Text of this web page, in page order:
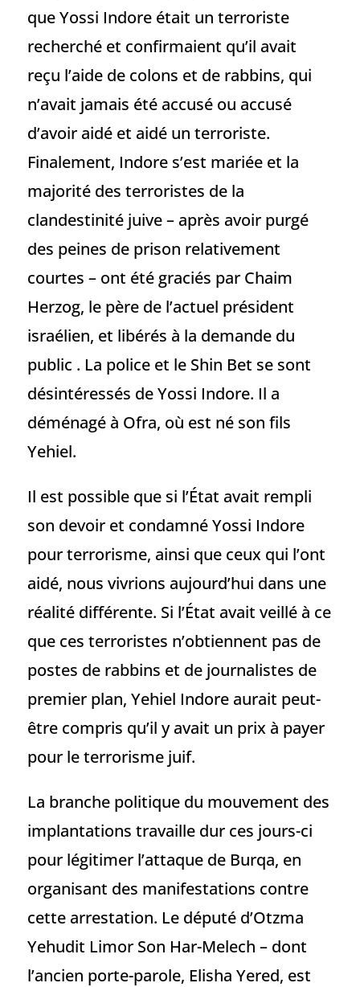
que Yossi Indore était un terroriste
recherché et confirmaient qu’il avait
reçu l’aide de colons et de rabbins, qui
n’avait jamais été accusé ou accusé
d’avoir aidé et aidé un terroriste.
Finalement, Indore s’est mariée et la
majorité des terroristes de la
clandestinité juive – après avoir purgé
des peines de prison relativement
courtes – ont été graciés par Chaim
Herzog, le père de l’actuel président
israélien, et libérés à la demande du
public . La police et le Shin Bet se sont
désintéressés de Yossi Indore. Il a
déménagé à Ofra, où est né son fils
Yehiel.
Il est possible que si l’État avait rempli
son devoir et condamné Yossi Indore
pour terrorisme, ainsi que ceux qui l’ont
aidé, nous vivrions aujourd’hui dans une
réalité différente. Si l’État avait veillé à ce
que ces terroristes n’obtiennent pas de
postes de rabbins et de journalistes de
premier plan, Yehiel Indore aurait peut-
être compris qu’il y avait un prix à payer
pour le terrorisme juif.
La branche politique du mouvement des
implantations travaille dur ces jours-ci
pour légitimer l’attaque de Burqa, en
organisant des manifestations contre
cette arrestation. Le député d’Otzma
Yehudit Limor Son Har-Melech – dont
l’ancien porte-parole, Elisha Yered, est